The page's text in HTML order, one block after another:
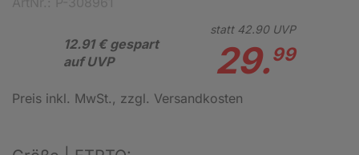
12.91 € gespart
auf UVP
statt 42.90UVP
29.99
Preis inkl. MwSt., zzgl. Versandkosten